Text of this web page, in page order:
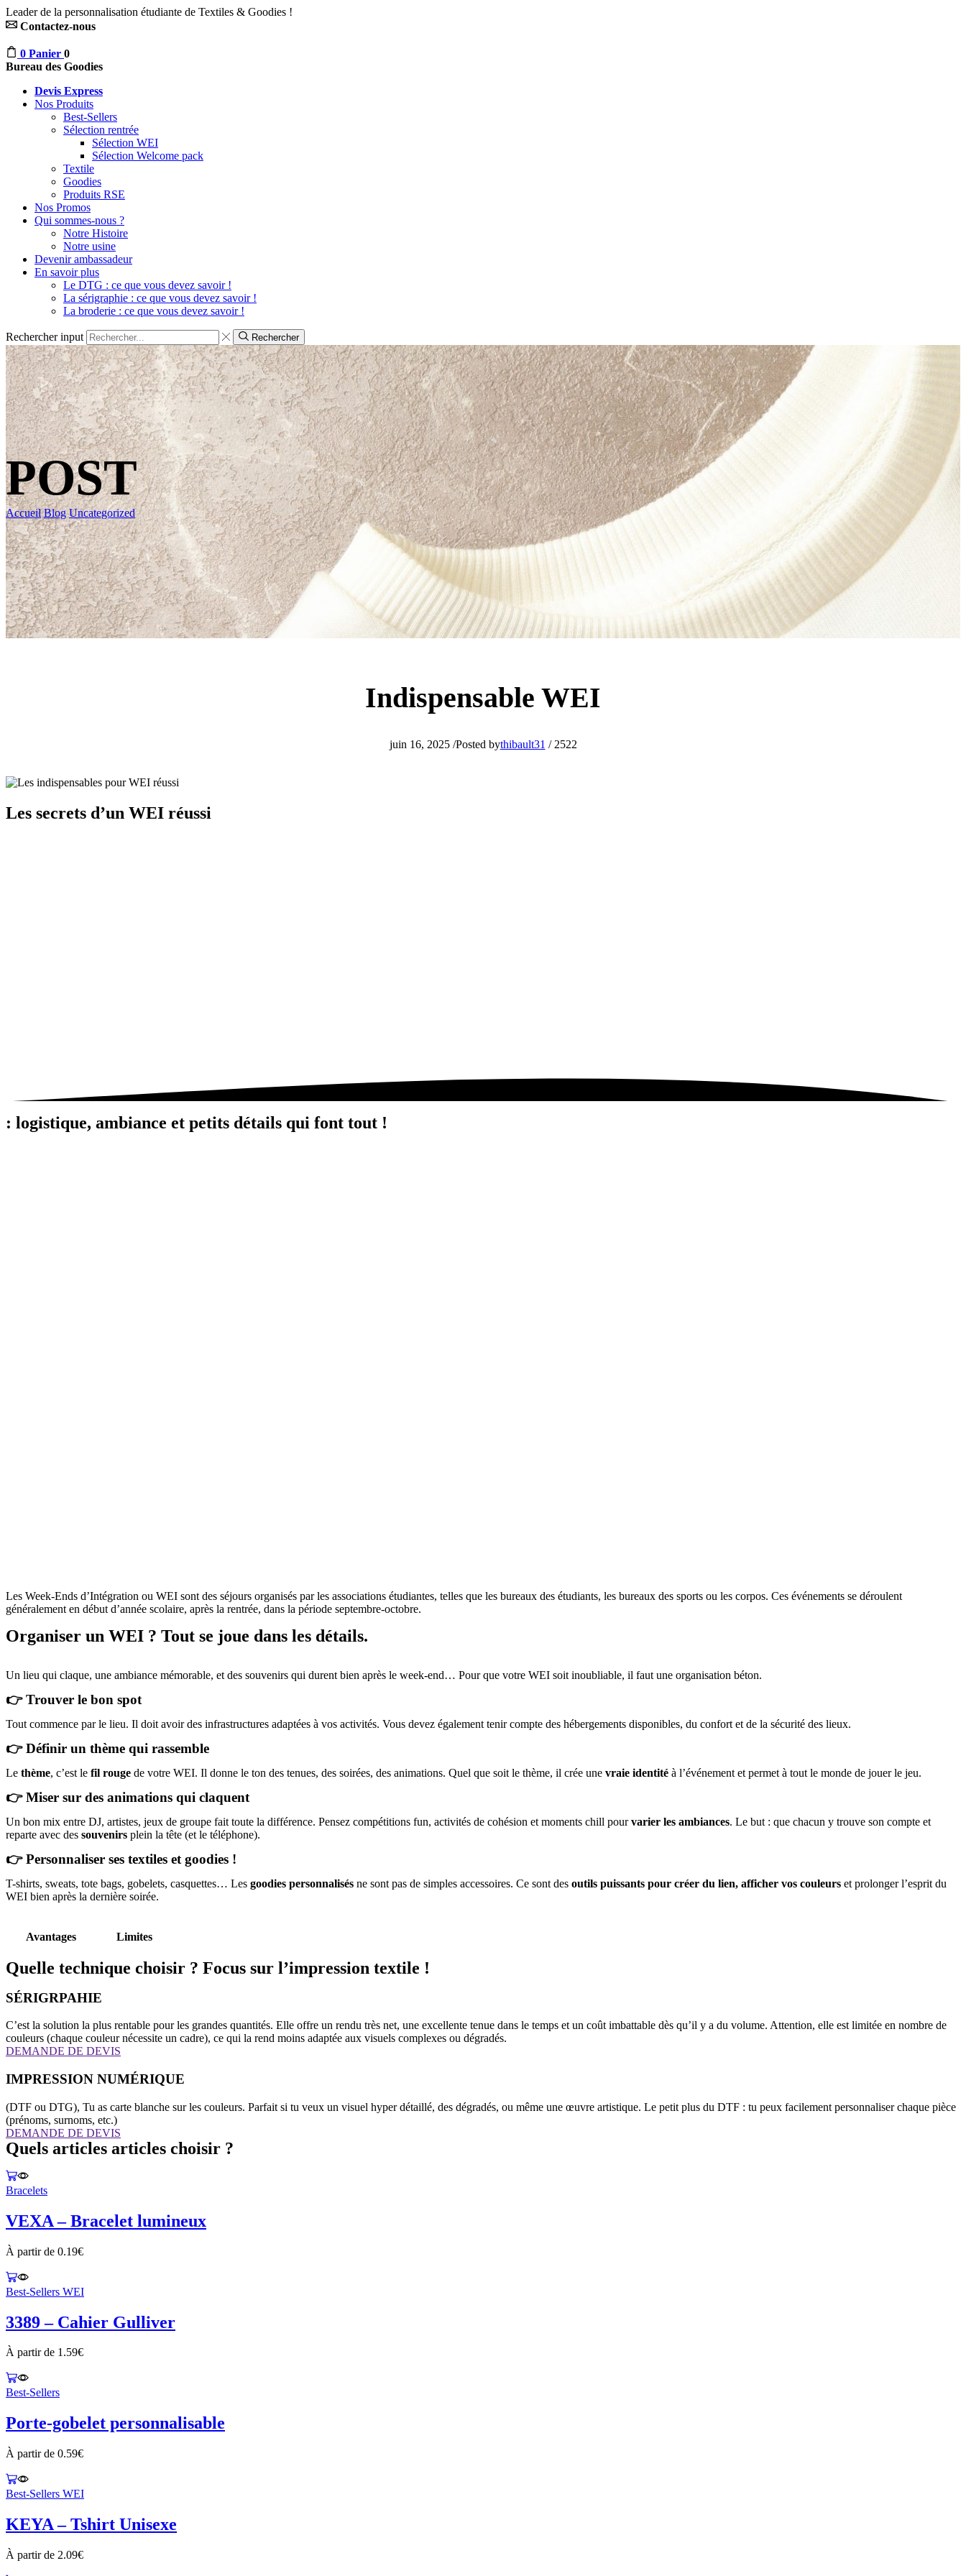
Leader de la personnalisation étudiante de Textiles & Goodies !
Contactez-nous
0 Panier 0
Bureau des Goodies
Devis Express
Nos Produits
Best-Sellers
Sélection rentrée
Sélection WEI
Sélection Welcome pack
Textile
Goodies
Produits RSE
Nos Promos
Qui sommes-nous ?
Notre Histoire
Notre usine
Devenir ambassadeur
En savoir plus
Le DTG : ce que vous devez savoir !
La sérigraphie : ce que vous devez savoir !
La broderie : ce que vous devez savoir !
Rechercher input Rechercher
Accueil Blog Uncategorized
Indispensable WEI
juin 16, 2025 /Posted bythibault31 / 2522
Les secrets d’un WEI réussi
: logistique, ambiance et petits détails qui font tout !
Les Week-Ends d’Intégration ou WEI sont des séjours organisés par les associations étudiantes, telles que les bureaux des étudiants, les bureaux des sports ou les corpos. Ces événements se déroulent
généralement en début d’année scolaire, après la rentrée, dans la période septembre-octobre.
Organiser un WEI ? Tout se joue dans les détails.
Un lieu qui claque, une ambiance mémorable, et des souvenirs qui durent bien après le week-end… Pour que votre WEI soit inoubliable, il faut une organisation béton.
👉 Trouver le bon spot
Tout commence par le lieu. Il doit avoir des infrastructures adaptées à vos activités. Vous devez également tenir compte des hébergements disponibles, du confort et de la sécurité des lieux.
👉 Définir un thème qui rassemble
Le thème, c’est le fil rouge de votre WEI. Il donne le ton des tenues, des soirées, des animations. Quel que soit le thème, il crée une vraie identité à l’événement et permet à tout le monde de jouer le jeu.
👉 Miser sur des animations qui claquent
Un bon mix entre DJ, artistes, jeux de groupe fait toute la différence. Pensez compétitions fun, activités de cohésion et moments chill pourvarier les ambiances. Le but : que chacun y trouve son compte et
reparte avec des souvenirs plein la tête (et le téléphone).
👉 Personnaliser ses textiles et goodies !
T-shirts, sweats, tote bags, gobelets, casquettes… Les goodies personnalisés ne sont pas de simples accessoires. Ce sont des outils puissants pour créer du lien, afficher vos couleurs et prolonger l’esprit du
WEI bien après la dernière soirée.
Avantages Limites
Quelle technique choisir ? Focus sur l’impression textile !
SÉRIGRPAHIE
C’est la solution la plus rentable pour les grandes quantités. Elle offre un rendu très net, une excellente tenue dans le temps et un coût imbattable dès qu’il y a du volume. Attention, elle est limitée en nombre de
couleurs (chaque couleur nécessite un cadre), ce qui la rend moins adaptée aux visuels complexes ou dégradés.
DEMANDE DE DEVIS
IMPRESSION NUMÉRIQUE
(DTF ou DTG), Tu as carte blanche sur les couleurs. Parfait si tu veux un visuel hyper détaillé, des dégradés, ou même une œuvre artistique. Le petit plus du DTF : tu peux facilement personnaliser chaque pièce
(prénoms, surnoms, etc.)
DEMANDE DE DEVIS
Quels articles articles choisir ?
Bracelets
VEXA – Bracelet lumineux
À partir de 0.19€
Best-Sellers WEI
3389 – Cahier Gulliver
À partir de 1.59€
Best-Sellers
Porte-gobelet personnalisable
À partir de 0.59€
Best-Sellers WEI
KEYA – Tshirt Unisexe
À partir de 2.09€